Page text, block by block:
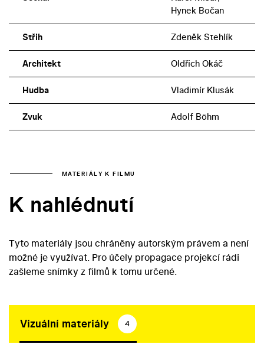
Hynek Bočan
Střih Zdeněk Stehlík
Architekt Oldřich Okáč
Hudba Vladimír Klusák
Zvuk Adolf Böhm
MATERIÁLY K FILMU
K nahlédnutí
Tyto materiály jsou chráněny autorským právem a není
možné je využívat. Pro účely propagace projekcí rádi
zašleme snímky z filmů k tomu určené.
Vizuální materiály 4